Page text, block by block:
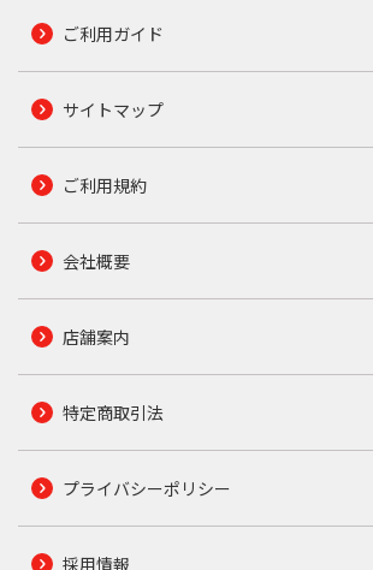
ご利用ガイド
サイトマップ
ご利用規約
会社概要
店舗案内
特定商取引法
プライバシーポリシー
採用情報